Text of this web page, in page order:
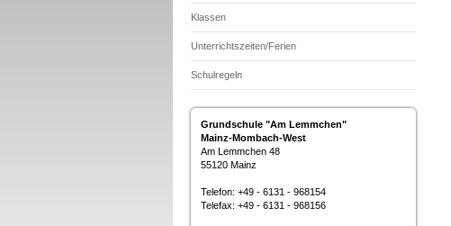
Klassen
Unterrichtszeiten/Ferien
Schulregeln
Grundschule "Am Lemmchen"
Mainz-Mombach-West
Am Lemmchen 48
55120 Mainz
Telefon: +49 - 6131 - 968154
Telefax: +49 - 6131 - 968156